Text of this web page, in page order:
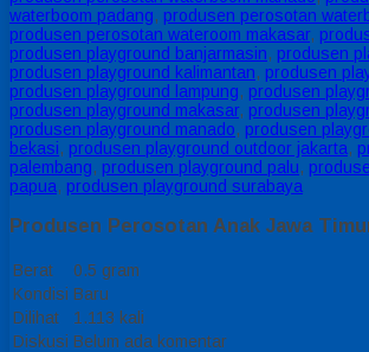
waterboom padang, produsen perosotan
produsen perosotan wateroom makasar,
produsen playground banjarmasin, produsen
produsen playground kalimantan, produsen
produsen playground lampung, produsen
produsen playground makasar, produsen
produsen playground manado, produsen
bekasi, produsen playground outdoor jakarta,
palembang, produsen playground palu,
papua, produsen playground surabaya
Produsen Perosotan Anak Jawa
Berat
0.5 gram
Kondisi Baru
Dilihat
1.113 kali
Diskusi Belum ada komentar